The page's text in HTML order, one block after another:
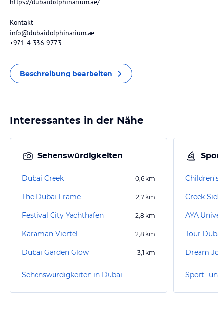
https://dubaidolphinarium.ae/
Kontakt
info@dubaidolphinarium.ae
+971 4 336 9773
Beschreibung bearbeiten
Interessantes in der Nähe
Sehenswürdigkeiten
Dubai Creek 0,6 km
The Dubai Frame 2,7 km
Festival City Yachthafen 2,8 km
Karaman-Viertel 2,8 km
Dubai Garden Glow 3,1 km
Sehenswürdigkeiten in Dubai
Creek
AYA
Tour
Dream
Sport-